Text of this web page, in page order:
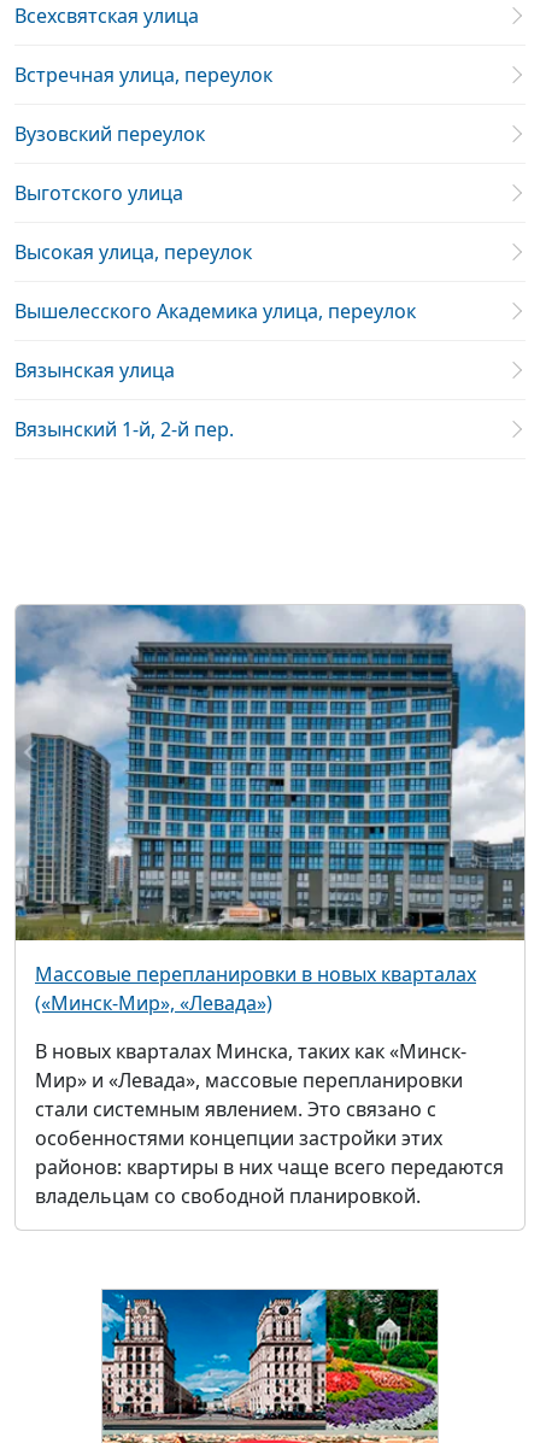
Всехсвятская улица
Встречная улица, переулок
Вузовский переулок
Выготского улица
Высокая улица, переулок
Вышелесского Академика улица, переулок
Вязынская улица
Вязынский 1-й, 2-й пер.
Массовые перепланировки в новых кварталах
(«Минск-Мир», «Левада»)
В новых кварталах Минска, таких как «Минск-
Мир» и «Левада», массовые перепланировки
стали системным явлением. Это связано с
особенностями концепции застройки этих
районов: квартиры в них чаще всего передаются
владельцам со свободной планировкой.